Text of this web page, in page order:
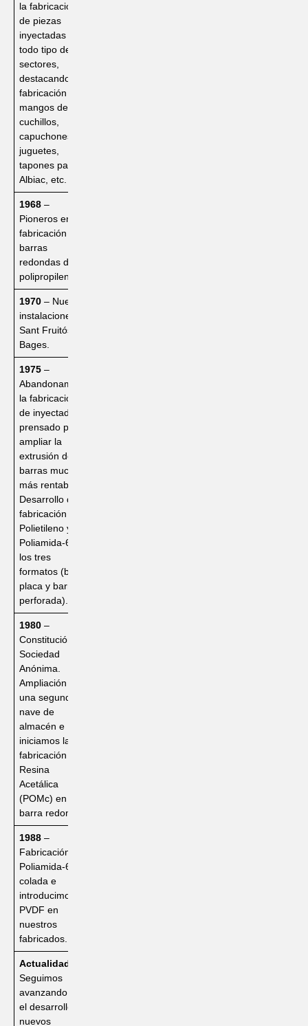
la fabricación
de piezas
inyectadas para
todo tipo de
sectores,
destacando la
fabricación de
mangos de
cuchillos,
capuchones,
juguetes,
tapones para
Albiac, etc.
1968 –
Pioneros en la
fabricación de
barras
redondas de
polipropileno.
1970 – Nuevas
instalaciones en
Sant Fruitós de
Bages.
1975 –
Abandonamos
la fabricación
de inyectado y
prensado para
ampliar la
extrusión de
barras mucho
más rentable.
Desarrollo de la
fabricación de
Polietileno y
Poliamida-6 en
los tres
formatos (barra,
placa y barra
perforada).
1980 –
Constitución de
Sociedad
Anónima.
Ampliación a
una segunda
nave de
almacén e
iniciamos la
fabricación en
Resina
Acetálica
(POMc) en
barra redonda.
1988 –
Fabricación de
Poliamida-6
colada e
introducimos el
PVDF en
nuestros
fabricados.
Actualidad
Seguimos
avanzando en
el desarrollo de
nuevos